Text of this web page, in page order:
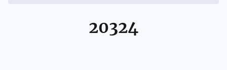
20324